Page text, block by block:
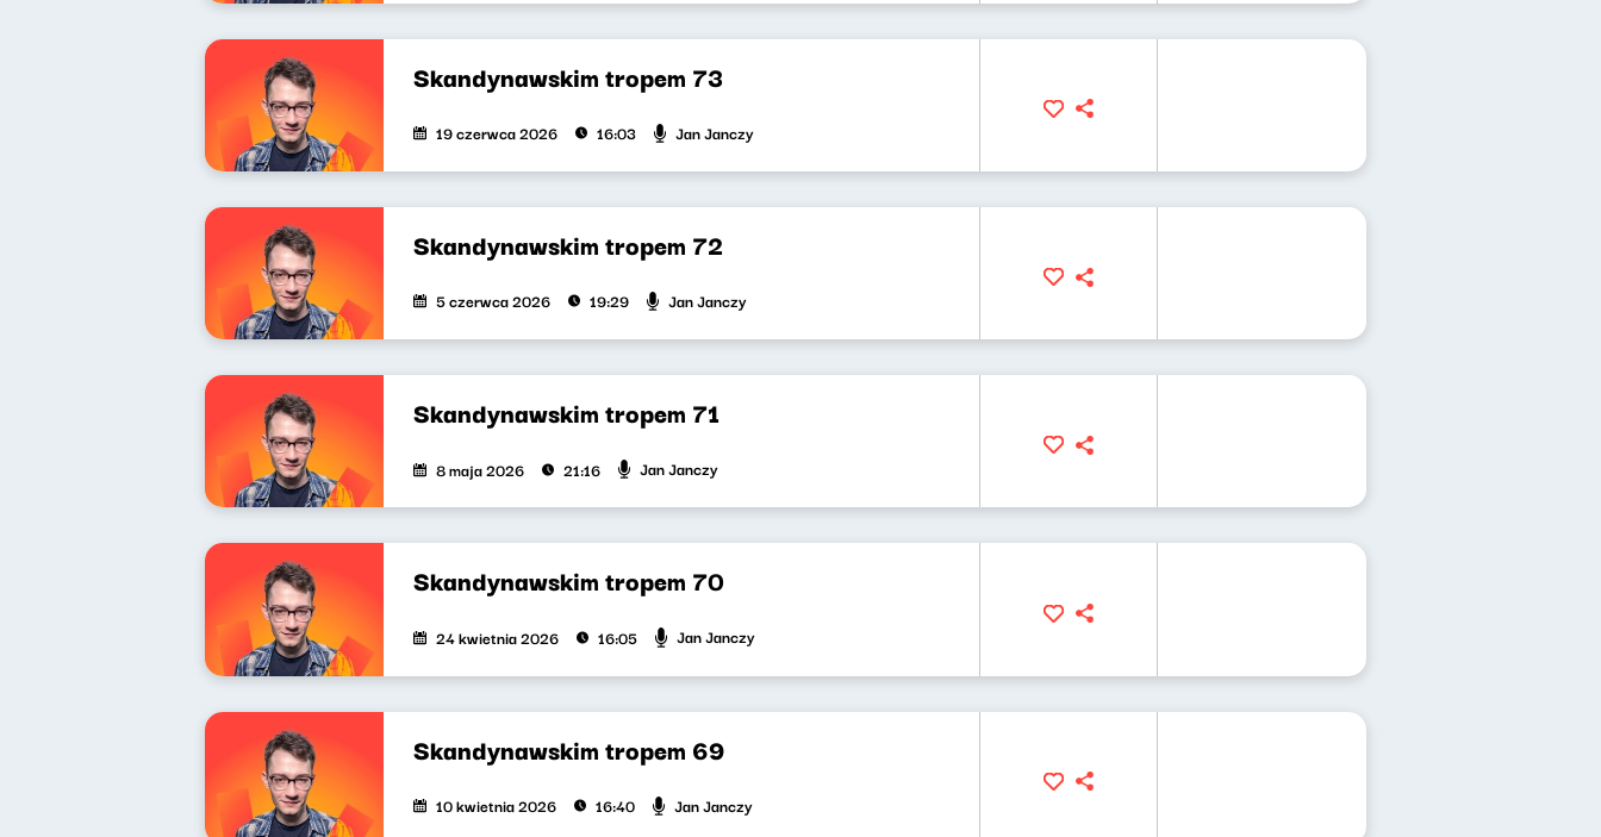
Skandynawskim tropem 73
19 czerwca 2026 16:03 Jan Janczy
Skandynawskim tropem 72
5 czerwca 2026 19:29 Jan Janczy
Skandynawskim tropem 71
8 maja 2026 21:16 Jan Janczy
Skandynawskim tropem 70
24 kwietnia 2026 16:05 Jan Janczy
Skandynawskim tropem 69
10 kwietnia 2026 16:40 Jan Janczy